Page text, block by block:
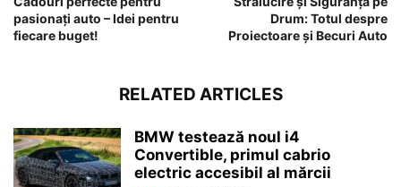
pasionați auto – Idei pentru
fiecare buget!
Drum: Totul despre
Proiectoare și Becuri Auto
RELATED ARTICLES
BMW testează noul i4
Convertible, primul cabrio
electric accesibil al mărcii